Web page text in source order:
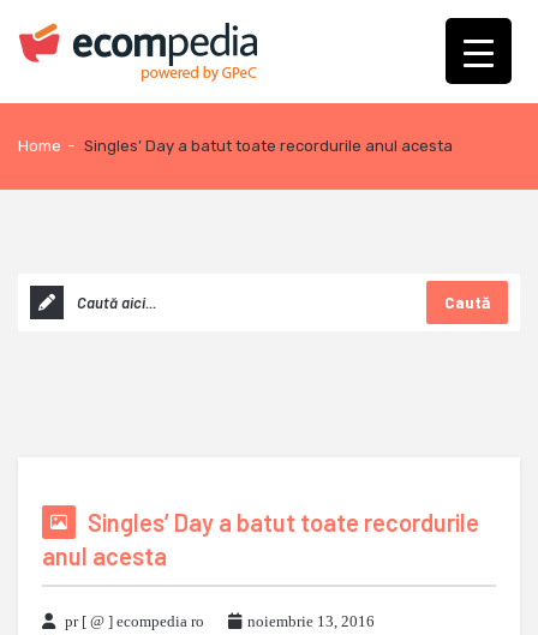
Home - Singles’ Day a batut toate recordurile anul acesta
Caută
Singles’ Day a batut toate recordurile
anul acesta
pr [ @ ] ecompedia ro
noiembrie 13, 2016